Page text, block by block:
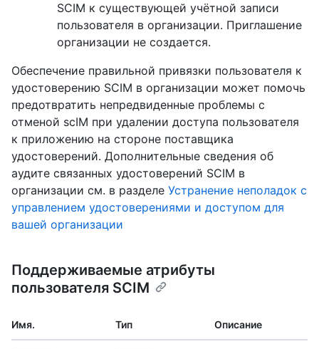
SCIM к существующей учётной записи
пользователя в организации. Приглашение
организации не создается.
Обеспечение правильной привязки пользователя к
удостоверению SCIM в организации может помочь
предотвратить непредвиденные проблемы с
отменой scIM при удалении доступа пользователя
к приложению на стороне поставщика
удостоверений. Дополнительные сведения об
аудите связанных удостоверений SCIM в
организации см. в разделе Устранение неполадок с
управлением удостоверениями и доступом для
вашей организации
Поддерживаемые атрибуты
пользователя SCIM
Имя. Тип Описание